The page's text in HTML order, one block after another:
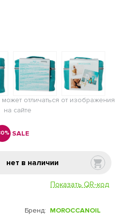
отличаться от изображения
на сайте
SALE
нет в наличии
Показать QR-код
Бренд: MOROCCANOIL